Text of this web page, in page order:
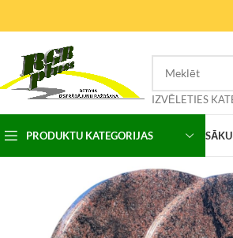
IZVĒLETIES
PRODUKTU KATEGORIJAS